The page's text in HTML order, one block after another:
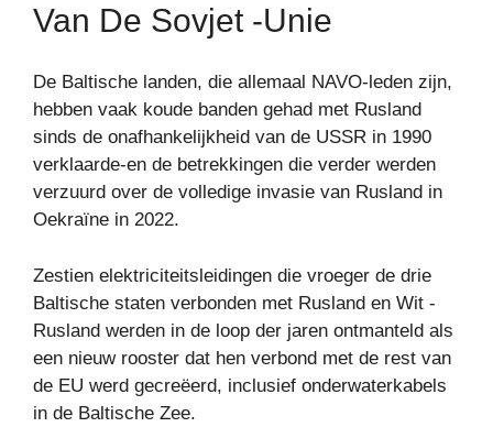
Van De Sovjet -Unie
De Baltische landen, die allemaal NAVO-leden zijn,
hebben vaak koude banden gehad met Rusland
sinds de onafhankelijkheid van de USSR in 1990
verklaarde-en de betrekkingen die verder werden
verzuurd over de volledige invasie van Rusland in
Oekraïne in 2022.
Zestien elektriciteitsleidingen die vroeger de drie
Baltische staten verbonden met Rusland en Wit -
Rusland werden in de loop der jaren ontmanteld als
een nieuw rooster dat hen verbond met de rest van
de EU werd gecreëerd, inclusief onderwaterkabels
in de Baltische Zee.